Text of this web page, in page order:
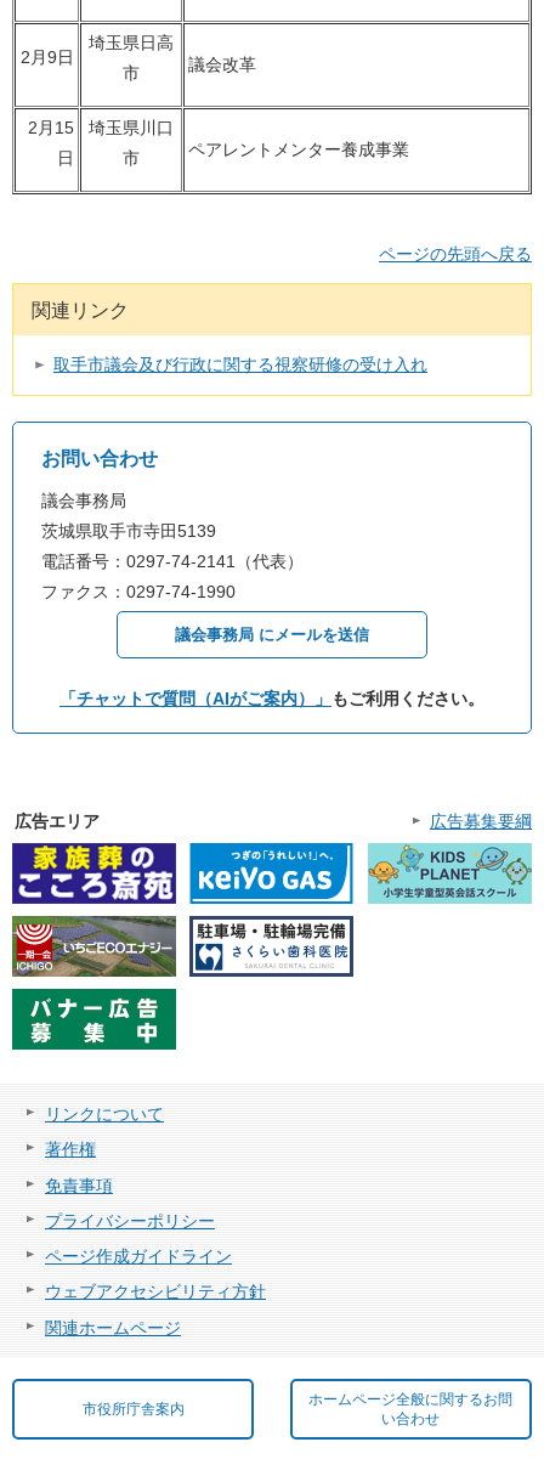
2月9日
埼玉県日高
市
議会改革
2月15
日
埼玉県川口
市
ペアレントメンター養成事業
ページの先頭へ戻る
関連リンク
取手市議会及び行政に関する視察研修の受け入れ
お問い合わせ
議会事務局
茨城県取手市寺田5139
電話番号：0297-74-2141（代表）
ファクス：0297-74-1990
議会事務局 にメールを送信
「チャットで質問（AIがご案内）」 もご利用ください。
広告エリア 広告募集要綱
リンクについて
著作権
免責事項
プライバシーポリシー
ページ作成ガイドライン
ウェブアクセシビリティ方針
関連ホームページ
市役所庁舎案内
ホームページ全般に関するお問
い合わせ